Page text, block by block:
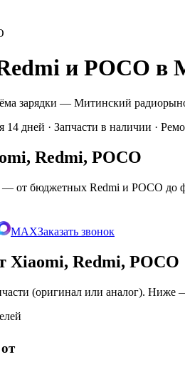
и POCO
зарядки — Митинский
14 дней · Запчасти в наличии ·
Redmi, POCO
от бюджетных Redmi и POCO до
MAXЗаказать звонок
Xiaomi, Redmi, POCO
(оригинал или аналог).